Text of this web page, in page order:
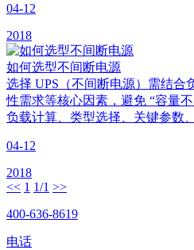
04-12
2018
如何选型不间断电源
选择 UPS（不间断电源）需结合
性需求等核心因素，避免 “容量
负载计算、类型选择、关键参数
04-12
2018
<< 1 1/1 >>
400-636-8619
电话